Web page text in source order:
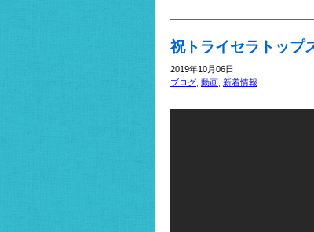
祝トライセラトップ
2019年10月06日
ブログ 動画 新着情報